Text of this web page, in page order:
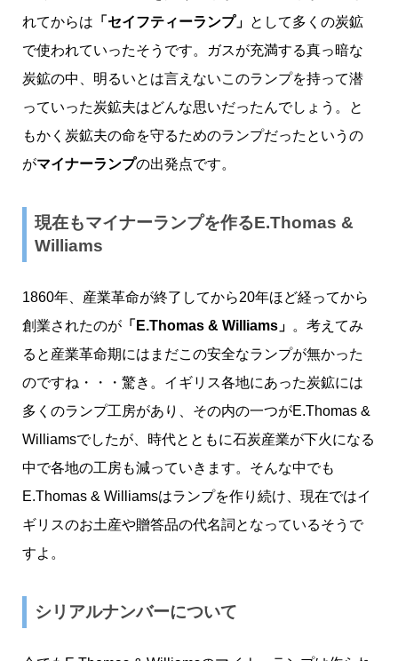
れてからは 「セイフティーランプ」 として多くの炭鉱
で使われていったそうです。ガスが充満する真っ暗な
炭鉱の中、明るいとは言えないこのランプを持って潜
っていった炭鉱夫はどんな思いだったんでしょう。と
もかく炭鉱夫の命を守るためのランプだったというの
がマイナーランプの出発点です。
現在もマイナーランプを作るE.Thomas &
Williams
1860年、産業革命が終了してから20年ほど経ってから
創業されたのが「E.Thomas & Williams」 。考えてみ
ると産業革命期にはまだこの安全なランプが無かった
のですね・・・驚き。イギリス各地にあった炭鉱には
多くのランプ工房があり、その内の一つがE.Thomas &
Williamsでしたが、時代とともに石炭産業が下火になる
中で各地の工房も減っていきます。そんな中でも
E.Thomas & Williamsはランプを作り続け、現在ではイ
ギリスのお土産や贈答品の代名詞となっているそうで
すよ。
シリアルナンバーについて